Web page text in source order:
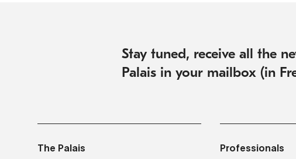
Stay tuned, receive all the
Palais in your mailbox (in
The Palais
Professionals